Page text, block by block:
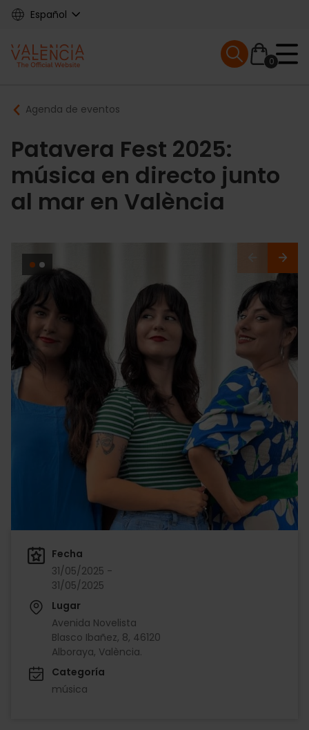
Skip
content
Español
Main
navigation
0
Mobile menu
Breadcrumb
Agenda de eventos
Patavera Fest 2025:
música en directo junto
al mar en València
Fecha
31/05/2025 -
31/05/2025
Lugar
Avenida Novelista
Blasco Ibañez, 8, 46120
Alboraya, València.
Categoría
música